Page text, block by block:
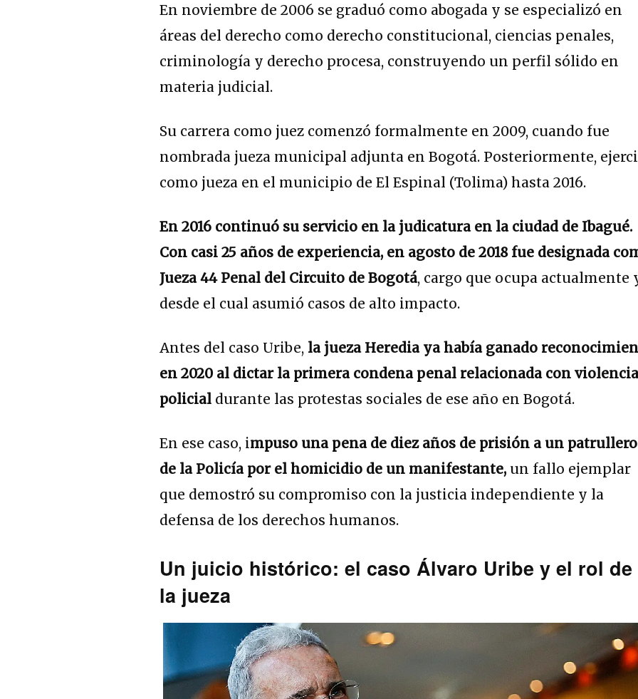
En noviembre de 2006 se graduó como abogada y se especializó en
áreas del derecho como derecho constitucional, ciencias penales,
criminología y derecho procesa, construyendo un perfil sólido en
materia judicial.
Su carrera como juez comenzó formalmente en 2009, cuando fue
nombrada jueza municipal adjunta en Bogotá. Posteriormente,
como jueza en el municipio de El Espinal (Tolima) hasta 2016.
En 2016 continuó su servicio en la judicatura en la ciudad de Ibagué.
Con casi 25 años de experiencia, en agosto de 2018 fue designada
Jueza 44 Penal del Circuito de Bogotá, cargo que ocupa actualmente
desde el cual asumió casos de alto impacto.
Antes del caso Uribe, la jueza Heredia ya había ganado
en 2020 al dictar la primera condena penal relacionada con
policial durante las protestas sociales de ese año en Bogotá.
En ese caso, impuso una pena de diez años de prisión a un patrullero
de la Policía por el homicidio de un manifestante, un fallo ejemplar
que demostró su compromiso con la justicia independiente y la
defensa de los derechos humanos.
Un juicio histórico: el caso Álvaro Uribe y el rol de
la jueza